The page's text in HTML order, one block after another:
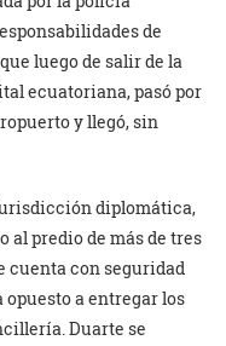
de
luego de salir de la
ecuatoriana, pasó por
y llegó, sin
diplomática,
al predio de más de tres
cuenta con seguridad
opuesto a entregar los
Duarte se